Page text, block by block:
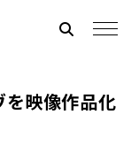
映像作品化